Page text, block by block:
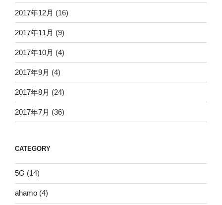
2017年12月 (16)
2017年11月 (9)
2017年10月 (4)
2017年9月 (4)
2017年8月 (24)
2017年7月 (36)
CATEGORY
5G (14)
ahamo (4)